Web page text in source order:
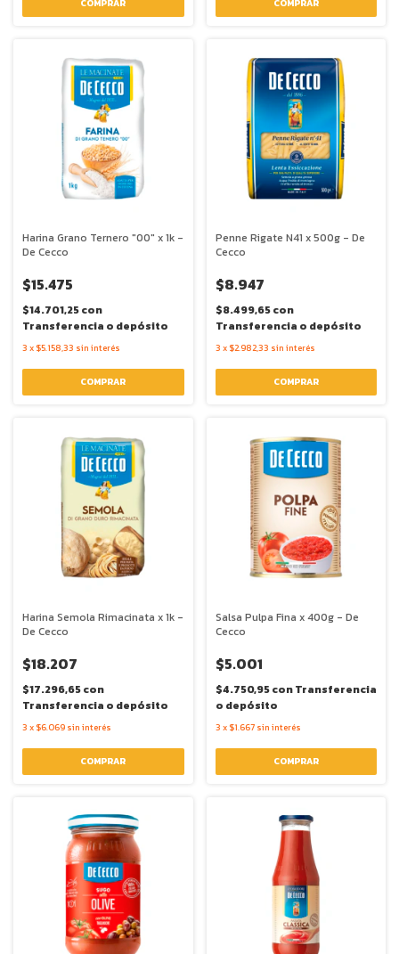
Harina Grano Ternero "00" x 1k -
De Cecco
$15.475
$14.701,25con
Transferencia o depósito
3 x $5.158,33 sin interés
Penne Rigate N41 x 500g - De
Cecco
$8.947
$8.499,65con
Transferencia o depósito
3 x $2.982,33 sin interés
Harina Semola Rimacinata x 1k -
De Cecco
$18.207
$17.296,65con
Transferencia o depósito
3 x $6.069 sin interés
Salsa Pulpa Fina x 400g - De
Cecco
$5.001
$4.750,95conTransferencia
o depósito
3 x $1.667 sin interés